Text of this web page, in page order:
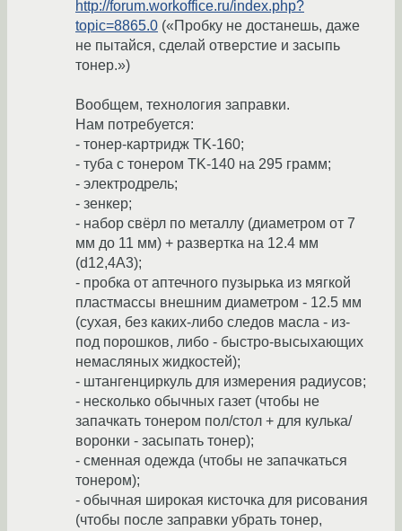
http://forum.workoffice.ru/index.php?
topic=8865.0 («Пробку не достанешь, даже
не пытайся, сделай отверстие и засыпь
тонер.»)
Вообщем, технология заправки.
Нам потребуется:
- тонер-картридж TK-160;
- туба с тонером TK-140 на 295 грамм;
- электродрель;
- зенкер;
- набор свёрл по металлу (диаметром от 7
мм до 11 мм) + развертка на 12.4 мм
(d12,4A3);
- пробка от аптечного пузырька из мягкой
пластмассы внешним диаметром - 12.5 мм
(сухая, без каких-либо следов масла - из-
под порошков, либо - быстро-высыхающих
немасляных жидкостей);
- штангенциркуль для измерения радиусов;
- несколько обычных газет (чтобы не
запачкать тонером пол/стол + для кулька/
воронки - засыпать тонер);
- сменная одежда (чтобы не запачкаться
тонером);
- обычная широкая кисточка для рисования
(чтобы после заправки убрать тонер,